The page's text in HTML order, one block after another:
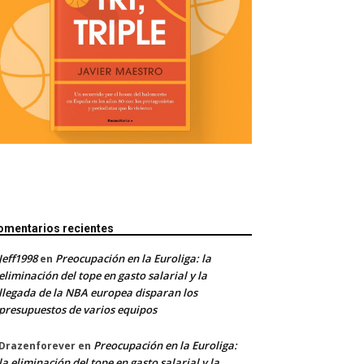
recientes
en Preocupación en la Euroliga: la
del tope en gasto salarial y la
de la NBA europea disparan los
de varios equipos
en Preocupación en la Euroliga: